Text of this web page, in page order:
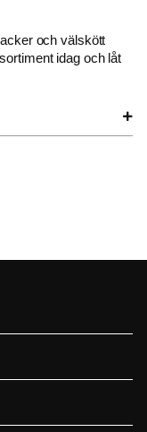
och välskött
idag och låt